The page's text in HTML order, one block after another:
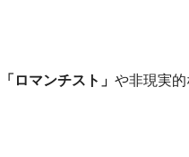
「ロマンチスト」 や非現実